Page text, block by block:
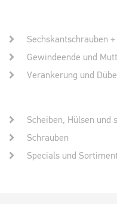
Sechskantschrauben
Gewindeende und
Verankerung und
Scheiben, Hülsen und
Schrauben
Specials und